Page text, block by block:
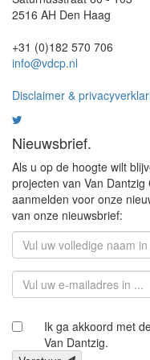
2516 AH Den Haag
+31 (0)182 570 706
info@vdcp.nl
Disclaimer &
Nieuwsbrief.
Als u op de hoogte wilt
projecten van Van
aanmelden voor onze
van onze nieuwsbrief:
Ik ga akkoord met
Van Dantzig.